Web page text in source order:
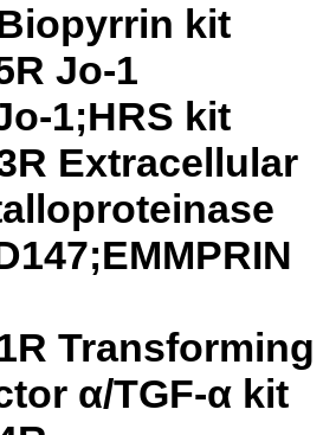
kit
Jo-1
1;HRS kit
Extracellular
Transforming
α/TGF-α kit